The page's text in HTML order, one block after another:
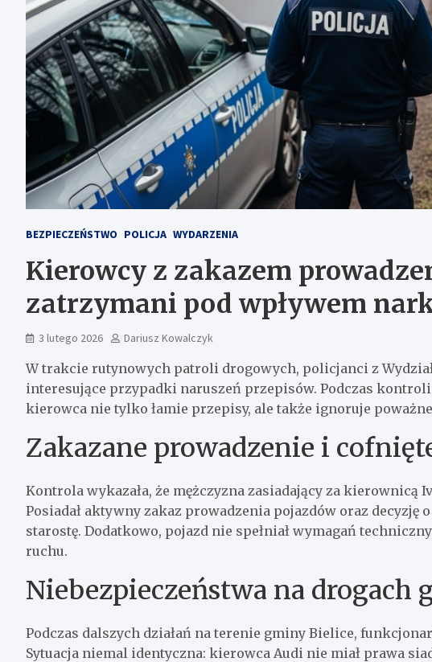
BEZPIECZEŃSTWO POLICJA WYDARZENIA
Kierowcy z zakazem
zatrzymani pod wpływem
3 lutego 2026 Dariusz Kowalczyk
W trakcie rutynowych patroli drogowych, policjanci z
interesujące przypadki naruszeń przepisów. Podczas kontroli
kierowca nie tylko łamie przepisy, ale także ignoruje
Zakazane prowadzenie i
Kontrola wykazała, że mężczyzna zasiadający za kierownicą
Posiadał aktywny zakaz prowadzenia pojazdów oraz decyzję
starostę. Dodatkowo, pojazd nie spełniał wymagań
ruchu.
Niebezpieczeństwa na drogach
Podczas dalszych działań na terenie gminy Bielice,
Sytuacja niemal identyczna: kierowca Audi nie miał prawa